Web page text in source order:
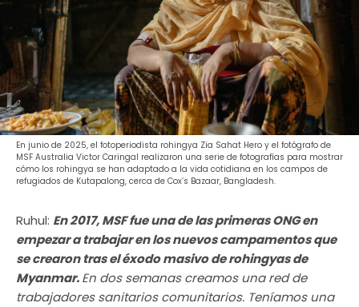
En junio de 2025, el fotoperiodista rohingya Zia Sahat Hero y el fotógrafo de
MSF Australia Victor Caringal realizaron una serie de fotografías para mostrar
cómo los rohingya se han adaptado a la vida cotidiana en los campos de
refugiados de Kutapalong, cerca de Cox’s Bazaar, Bangladesh.
Ruhul: En 2017, MSF fue una de las primeras ONG en
empezar a trabajar en los nuevos campamentos que
se crearon tras el éxodo masivo de rohingyas de
Myanmar.En dos semanas creamos una red de
trabajadores sanitarios comunitarios. Teníamos una